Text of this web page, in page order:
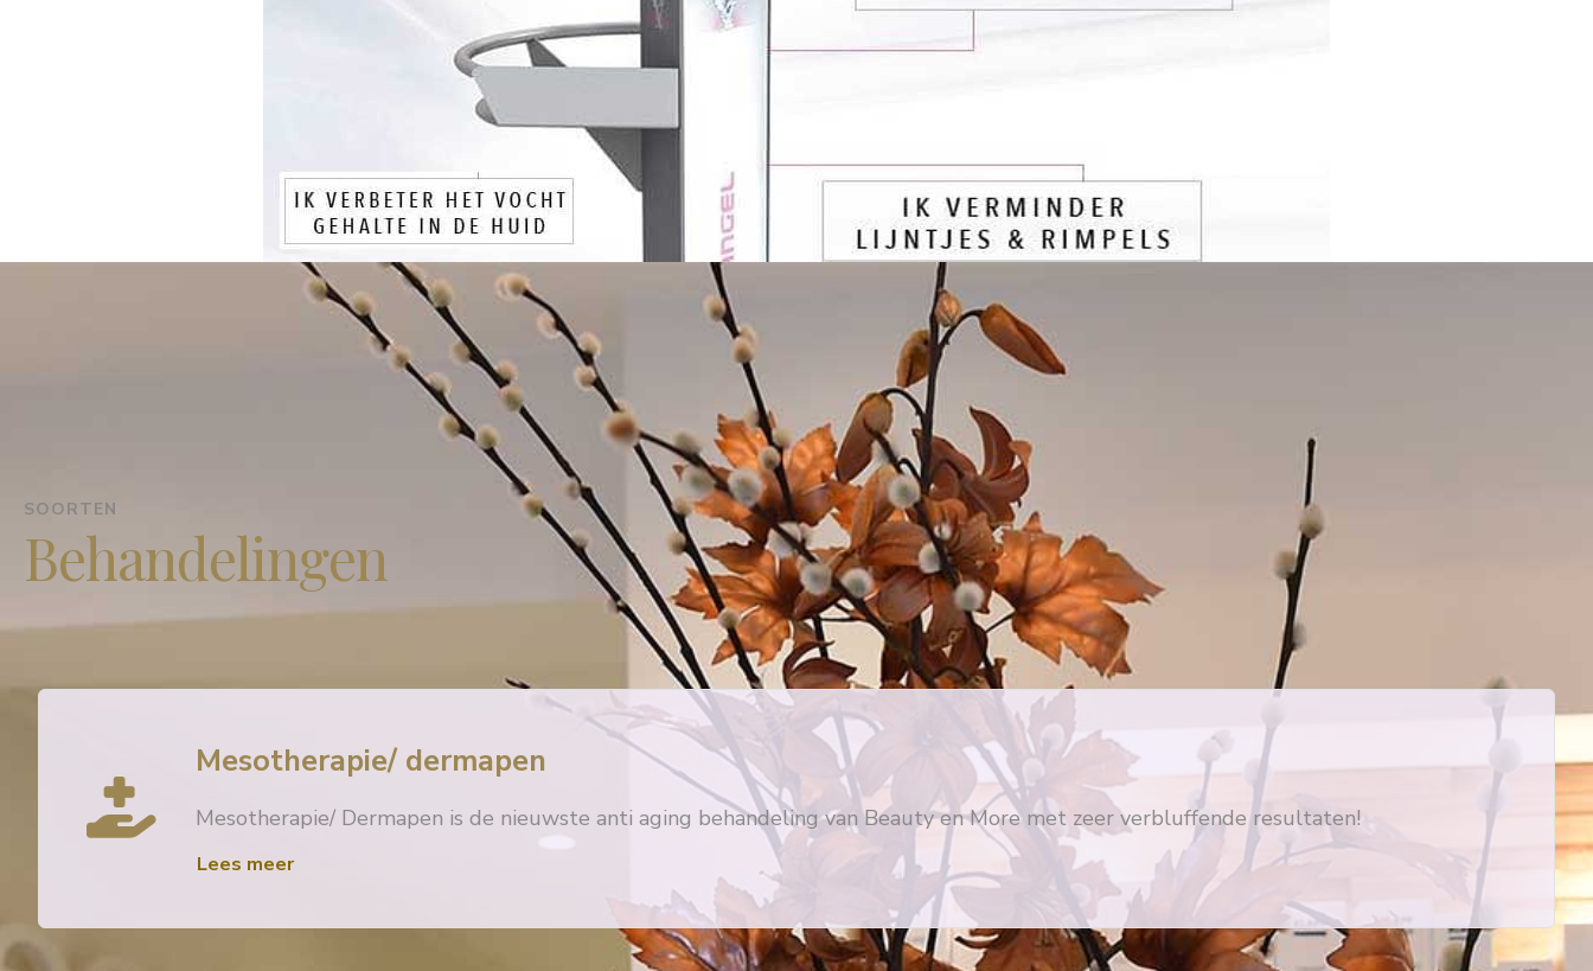
SOORTEN
Behandelingen
Mesotherapie/ dermapen
Mesotherapie/ Dermapen is de nieuwste anti aging behandeling van Beauty en More met zeer verbluffende resultaten!
Lees meer